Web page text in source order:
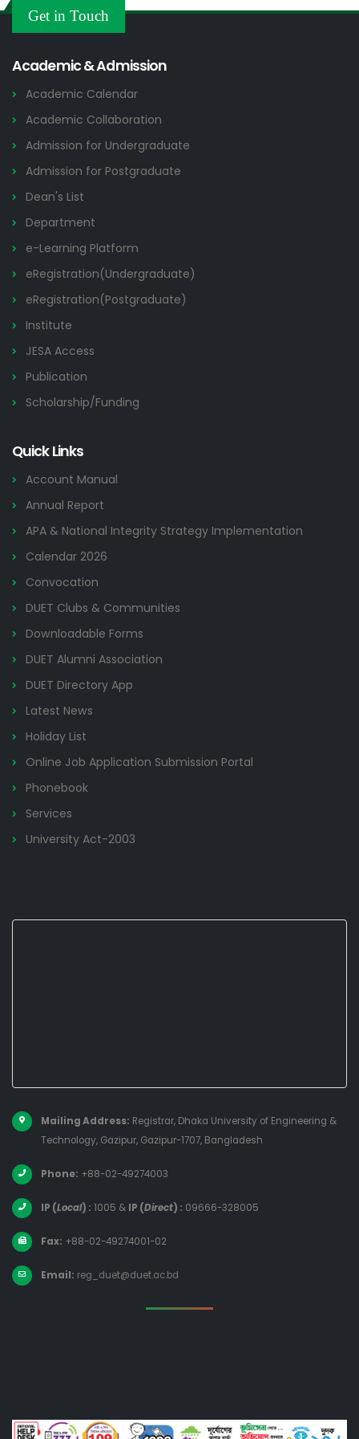
2026
Others
Get in Touch
Academic & Admission
Academic Calendar
Academic Collaboration
Admission for Undergraduate
Admission for Postgraduate
Dean's List
Department
e-Learning Platform
eRegistration(Undergraduate)
eRegistration(Postgraduate)
Institute
JESA Access
Publication
Scholarship/Funding
Quick Links
Account Manual
Annual Report
APA & National Integrity Strategy Implementation
Calendar 2026
Convocation
DUET Clubs & Communities
Downloadable Forms
DUET Alumni Association
DUET Directory App
Latest News
Holiday List
Online Job Application Submission Portal
Phonebook
Services
University Act-2003
Mailing Address: Registrar, Dhaka University of Engineering &
Technology, Gazipur, Gazipur-1707, Bangladesh
Phone: +88-02-49274003
IP (Local) : 1005 & IP (Direct) : 09666-328005
Fax: +88-02-49274001-02
Email: reg_duet@duet.ac.bd